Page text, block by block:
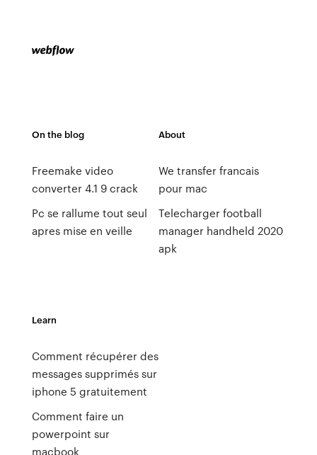
On the blog
Freemake video
converter 4.1 9 crack
Pc se rallume tout seul
apres mise en veille
About
We transfer francais
pour mac
Telecharger football
manager handheld 2020
apk
Learn
Comment récupérer des
messages supprimés sur
iphone 5 gratuitement
Comment faire un
powerpoint sur
macbook